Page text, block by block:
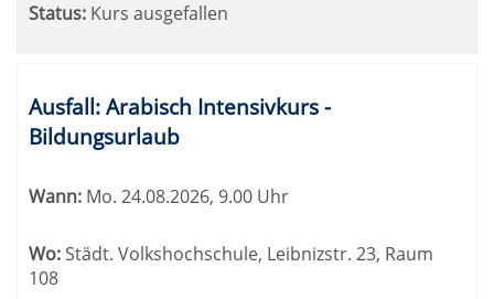
Status: Kurs ausgefallen
Ausfall: Arabisch Intensivkurs -
Bildungsurlaub
Wann: Mo. 24.08.2026, 9.00 Uhr
Wo:Städt. Volkshochschule, Leibnizstr. 23, Raum
108